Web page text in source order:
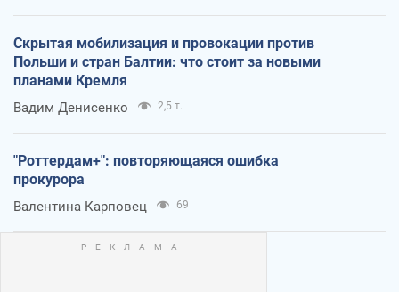
Скрытая мобилизация и провокации против
Польши и стран Балтии: что стоит за новыми
планами Кремля
Вадим Денисенко 2,5 т.
"Роттердам+": повторяющаяся ошибка
прокурора
Валентина Карповец 69